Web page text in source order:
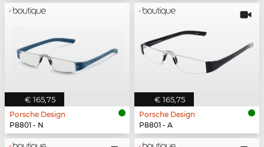
€ 165,75
Porsche Design
P8801 - N
€ 165,75
Porsche Design
P8801 - A